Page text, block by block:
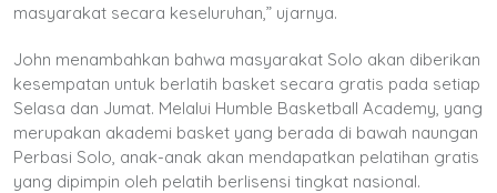
masyarakat secara keseluruhan,” ujarnya.
John menambahkan bahwa masyarakat Solo akan diberikan
kesempatan untuk berlatih basket secara gratis pada setiap
Selasa dan Jumat. Melalui Humble Basketball Academy, yang
merupakan akademi basket yang berada di bawah naungan
Perbasi Solo, anak-anak akan mendapatkan pelatihan gratis
yang dipimpin oleh pelatih berlisensi tingkat nasional.